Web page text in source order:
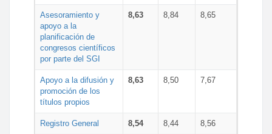
Asesoramiento y
apoyo a la
planificación de
congresos científicos
por parte del SGI
8,63 8,84 8,65
Apoyo a la difusión y
promoción de los
títulos propios
8,63 8,50 7,67
Registro General 8,54 8,44 8,56